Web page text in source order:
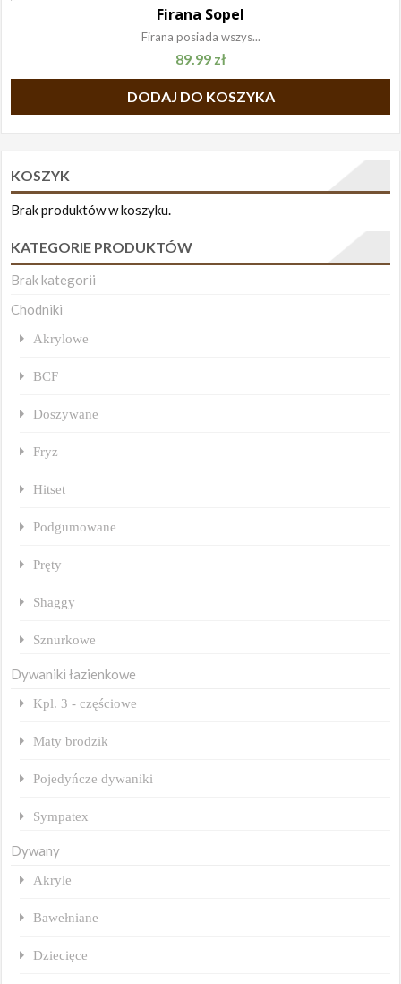
Firana Sopel
Firana posiada wszys...
89.99 zł
DODAJ DO KOSZYKA
KOSZYK
Brak produktów w koszyku.
KATEGORIE PRODUKTÓW
Brak kategorii
Chodniki
Akrylowe
BCF
Doszywane
Fryz
Hitset
Podgumowane
Pręty
Shaggy
Sznurkowe
Dywaniki łazienkowe
Kpl. 3 - częściowe
Maty brodzik
Pojedyńcze dywaniki
Sympatex
Dywany
Akryle
Bawełniane
Dziecięce